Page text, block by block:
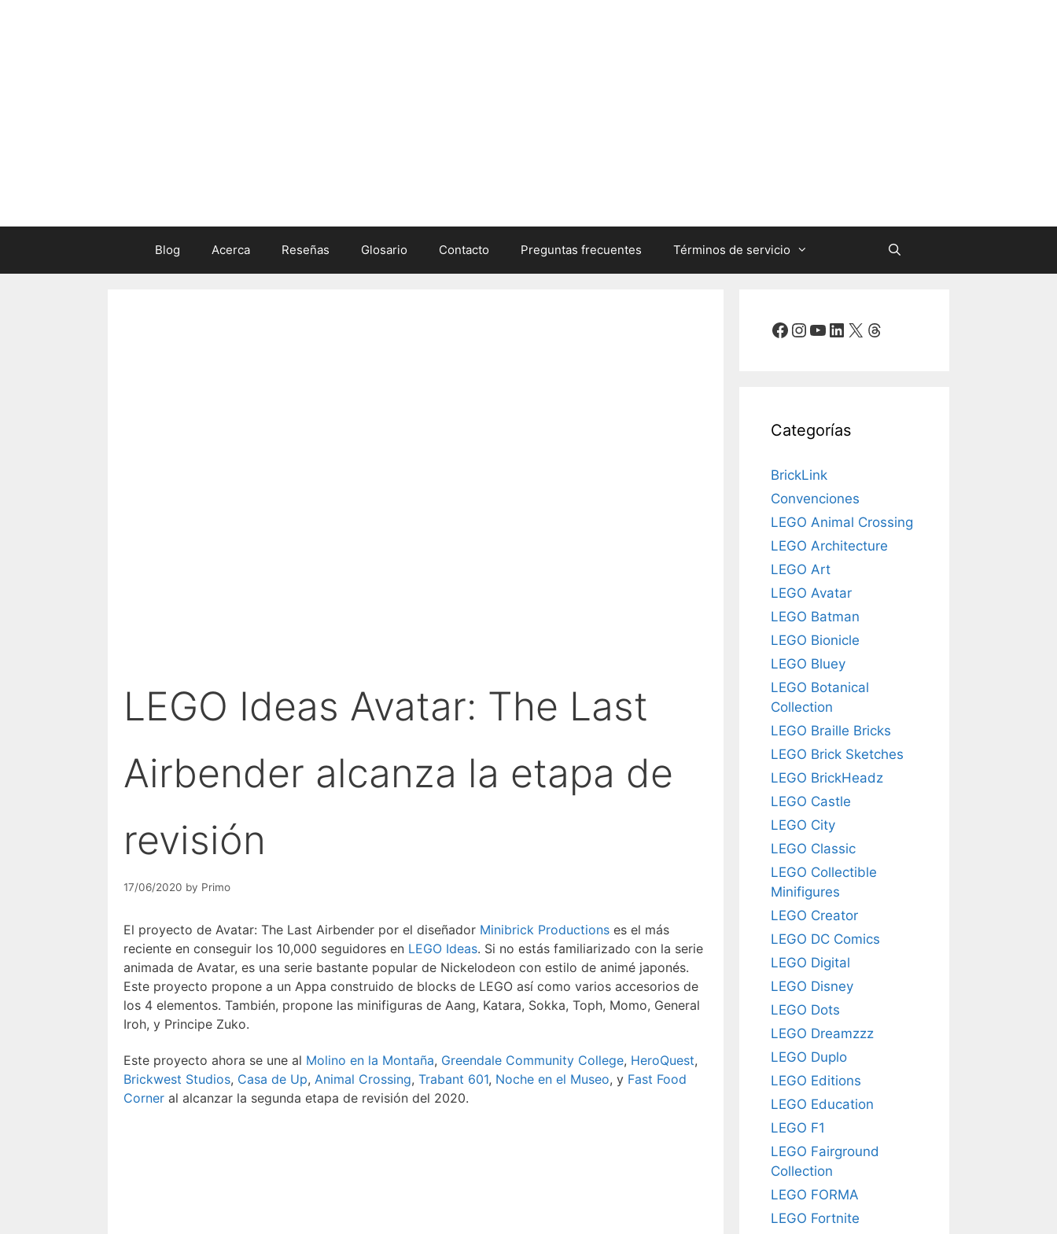
Blog Acerca Reseñas Glosario Contacto Preguntas frecuentes Términos de servicio
LEGO Ideas Avatar: The Last
Airbender alcanza la etapa de
revisión
17/06/2020 by Primo
El proyecto de Avatar: The Last Airbender por el diseñador Minibrick Productions es el más
reciente en conseguir los 10,000 seguidores en LEGO Ideas. Si no estás familiarizado con la serie
animada de Avatar, es una serie bastante popular de Nickelodeon con estilo de animé japonés.
Este proyecto propone a un Appa construido de blocks de LEGO así como varios accesorios de
los 4 elementos. También, propone las minifiguras de Aang, Katara, Sokka, Toph, Momo, General
Iroh, y Principe Zuko.
Este proyecto ahora se une al Molino en la Montaña, Greendale Community College, HeroQuest,
Brickwest Studios, Casa de Up, Animal Crossing, Trabant 601, Noche en el Museo, y Fast Food
Corner al alcanzar la segunda etapa de revisión del 2020.
Facebook
Instagram
YouTube
LinkedIn
X Threads
Categorías
BrickLink
Convenciones
LEGO Animal Crossing
LEGO Architecture
LEGO Art
LEGO Avatar
LEGO Batman
LEGO Bionicle
LEGO Bluey
LEGO Botanical
Collection
LEGO Braille Bricks
LEGO Brick Sketches
LEGO BrickHeadz
LEGO Castle
LEGO City
LEGO Classic
LEGO Collectible
Minifigures
LEGO Creator
LEGO DC Comics
LEGO Digital
LEGO Disney
LEGO Dots
LEGO Dreamzzz
LEGO Duplo
LEGO Editions
LEGO Education
LEGO F1
LEGO Fairground
Collection
LEGO FORMA
LEGO Fortnite